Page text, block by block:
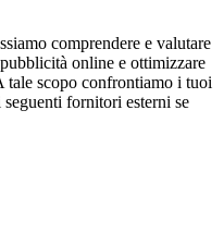
comprendere e valutare
online e ottimizzare
tale scopo confrontiamo i tuoi
fornitori esterni se